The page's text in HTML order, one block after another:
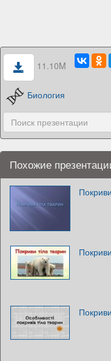
11.10M
Биология
Похожие